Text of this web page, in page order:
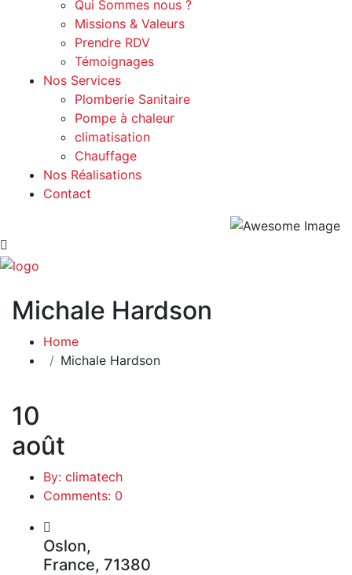
Qui Sommes nous ?
Missions & Valeurs
Prendre RDV
Témoignages
Nos Services
Plomberie Sanitaire
Pompe à chaleur
climatisation
Chauffage
Nos Réalisations
Contact
Michale Hardson
Home
Michale Hardson
10
août
By: climatech
Comments: 0
Oslon,
France, 71380